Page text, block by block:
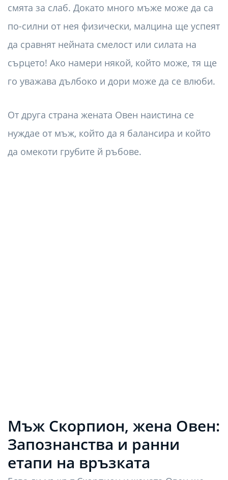
смята за слаб. Докато много мъже може да са
по-силни от нея физически, малцина ще успеят
да сравнят нейната смелост или силата на
сърцето! Ако намери някой, който може, тя ще
го уважава дълбоко и дори може да се влюби.
От друга страна жената Овен наистина се
нуждае от мъж, който да я балансира и който
да омекоти грубите й ръбове.
Мъж Скорпион, жена Овен:
Запознанства и ранни
етапи на връзката